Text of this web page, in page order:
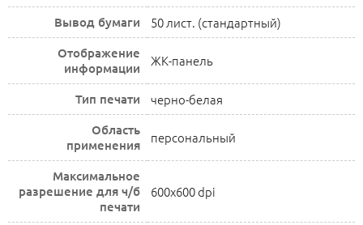
Вывод бумаги 50 лист. (стандартный)
Отображение
информации
ЖК-панель
Тип печати черно-белая
Область
применения
персональный
Максимальное
разрешение для ч/б
печати
600x600 dpi